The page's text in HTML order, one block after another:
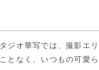
ジオ華写では、撮影エリ
となく、いつもの可愛ら